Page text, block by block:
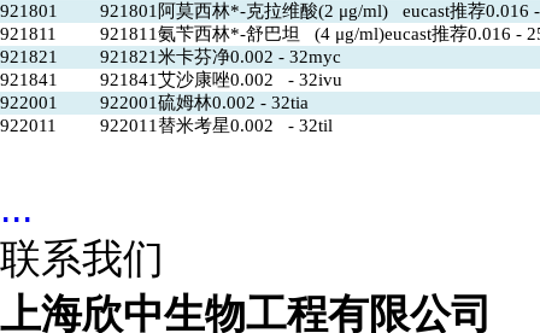
921801
921801阿莫西林*-克拉维酸(2 μg/ml) eucast推荐0.016
921811
921811氨苄西林*-舒巴坦 (4 μg/ml)eucast推荐0.016 -
921821
921821米卡芬净0.002 - 32myc
921841
921841艾沙康唑0.002 - 32ivu
922001
922001硫姆林0.002 - 32tia
922011
922011替米考星0.002 - 32til
...
联系我们
上海欣中生物工程有限公司